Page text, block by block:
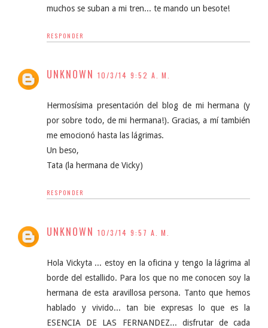
muchos se suban a mi tren... te mando un besote!
RESPONDER
UNKNOWN 10/3/14 9:52 A. M.
Hermosísima presentación del blog de mi hermana (y
por sobre todo, de mi hermana!). Gracias, a mí también
me emocionó hasta las lágrimas.
Un beso,
Tata (la hermana de Vicky)
RESPONDER
UNKNOWN 10/3/14 9:57 A. M.
Hola Vickyta ... estoy en la oficina y tengo la lágrima al
borde del estallido. Para los que no me conocen soy la
hermana de esta aravillosa persona. Tanto que hemos
hablado y vivido... tan bie expresas lo que es la
ESENCIA DE LAS FERNANDEZ... disfrutar de cada